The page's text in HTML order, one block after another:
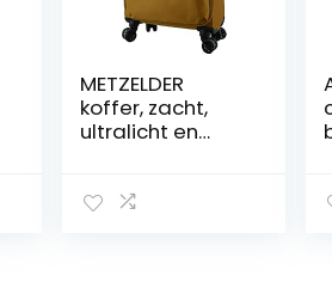
METZELDER
koffer, zacht,
ultralicht en
(geel), S_Petite